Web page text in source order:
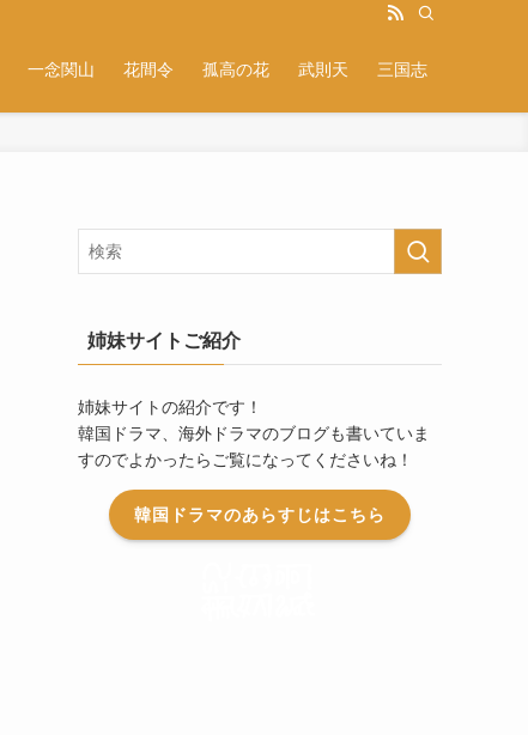
一念関山 花間令 孤高の花 武則天 三国志
姉妹サイトご紹介
姉妹サイトの紹介です！
韓国ドラマ、海外ドラマのブログも書いていま
すのでよかったらご覧になってくださいね！
韓国ドラマのあらすじはこちら